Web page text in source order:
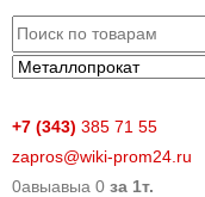
+7 (343) 385 71 55
zapros@wiki-prom24.ru
0авыавыа 0 за 1т.